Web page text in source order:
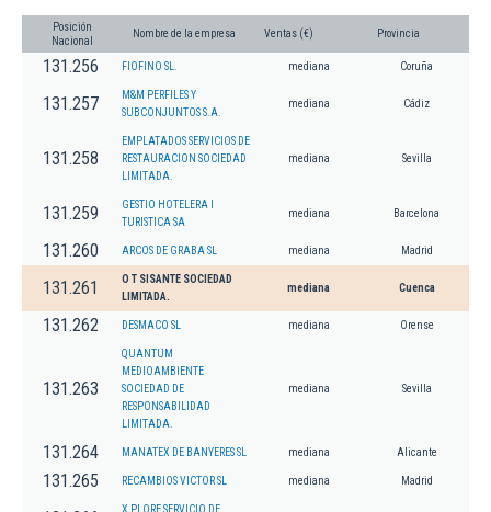
Posición
Nacional
Nombre de la empresa Ventas (€) Provincia
131.256 FIOFINO SL. mediana Coruña
131.257
M&M PERFILES Y
SUBCONJUNTOS S.A.
mediana Cádiz
131.258
EMPLATADOS SERVICIOS DE
RESTAURACION SOCIEDAD
LIMITADA.
mediana Sevilla
131.259
GESTIO HOTELERA I
TURISTICA SA
mediana Barcelona
131.260 ARCOS DE GRABA SL mediana Madrid
131.261
O T SISANTE SOCIEDAD
LIMITADA.
mediana Cuenca
131.262 DESMACO SL mediana Orense
131.263
QUANTUM
MEDIOAMBIENTE
SOCIEDAD DE
RESPONSABILIDAD
LIMITADA.
mediana Sevilla
131.264 MANATEX DE BANYERES SL mediana Alicante
131.265 RECAMBIOS VICTOR SL mediana Madrid
X PLORE SERVICIO DE